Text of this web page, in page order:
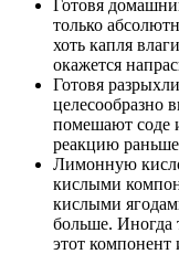
Готовя
только
хоть капля
окажется
Готовя
целесообразно
помешают соде
реакцию
Лимонную
кислыми
кислыми
больше. Иногда
этот компонент